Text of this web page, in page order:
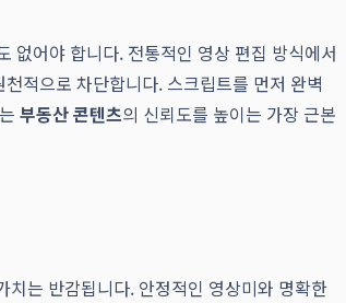
없어야 합니다. 전통적인 영상 편집 방식에서
적으로 차단합니다. 스크립트를 먼저 완벽
부동산 콘텐츠의 신뢰도를 높이는 가장 근본
는 반감됩니다. 안정적인 영상미와 명확한